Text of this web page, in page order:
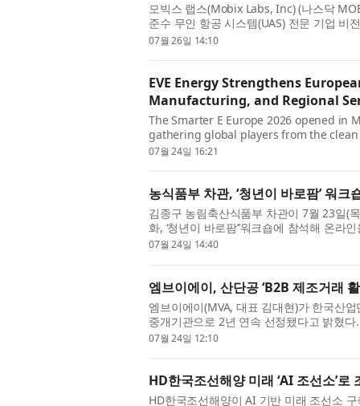
모빅스 랩스(Mobix Labs, Inc) (나스닥
준수 무인 항공 시스템(UAS) 전문 기업
체결했다고 발표했다. 이번 최종 계약은
07월 26일 14:10
EVE Energy Strengthens
Manufacturing, and Regional
The Smarter E Europe 2026 opened in
gathering global players from the
trade exhibition platforms. EVE Energy
07월 24일 16:21
농식품부 차관, ‘청년이 바로팜’ 워
김종구 농림축산식품부 차관이 7월 23일(
화, ‘청년이 바로팜’’워크숍에 참석해 온
은 온라인 판매에 관심과 열정을 가진 청
07월 24일 14:40
엠브이에이, 산단공 ‘B2B 제조거래
엠브이에이(MVA, 대표 김대현)가 한국산
중개기관으로 2년 연속 선정됐다고 밝혔다
생산성 향상과 기업 간 제조거래 활성화를
07월 24일 12:10
HD한국조선해양 미래 ‘AI 조선소’
HD한국조선해양이 AI 기반 미래 조선소